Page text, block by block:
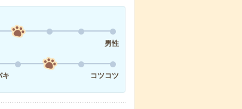
男性
キ
コツコツ